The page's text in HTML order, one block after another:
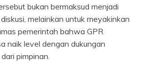
bukan bermaksud menjadi
melainkan untuk meyakinkan
pemerintah bahwa GPR
naik level dengan dukungan
pimpinan.